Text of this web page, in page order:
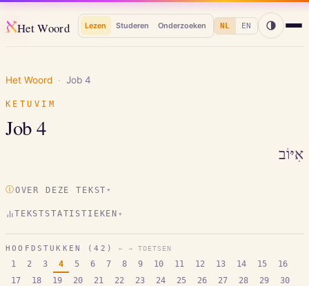
אHet Woord Lezen Studeren Onderzoeken NL EN
Het Woord · Job 4
KETUVIM
Job4
אִיּוֹב
ⒾOVER DEZE TEKST ▾
TEKSTSTATISTIEKEN ▾
HOOFDSTUKKEN (42 ) ← → TOETSEN
1 2 3 4 5 6 7 8 9 10 11 12 13 14 15
16
17
18 19 20 21 22 23 24 25 26 27 28 29
30